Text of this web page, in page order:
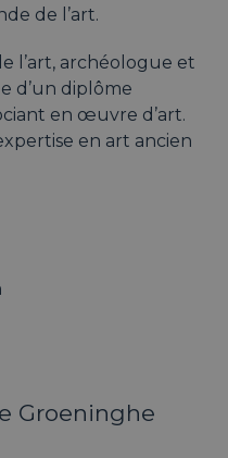
de l’art.
l’art, archéologue et
d’un diplôme
en œuvre d’art.
en art ancien
Groeninghe